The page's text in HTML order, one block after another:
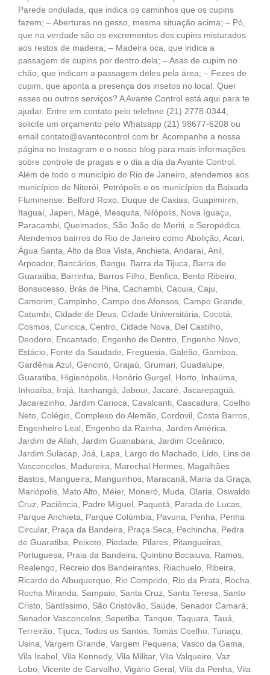
Parede ondulada, que indica os caminhos que os cupins
fazem; – Aberturas no gesso, mesma situação acima; – Pó,
que na verdade são os excrementos dos cupins misturados
aos restos de madeira; – Madeira oca, que indica a
passagem de cupins por dentro dela; – Asas de cupim no
chão, que indicam a passagem deles pela área; – Fezes de
cupim, que aponta a presença dos insetos no local. Quer
esses ou outros serviços? A Avante Control está aqui para te
ajudar. Entre em contato pelo telefone (21) 2778-0344,
solicite um orçamento pelo Whatsapp (21) 98677-6208 ou
email contato@avantecontrol.com.br. Acompanhe a nossa
página no Instagram e o nosso blog para mais informações
sobre controle de pragas e o dia a dia da Avante Control.
Além de todo o município do Rio de Janeiro, atendemos aos
municípios de Niterói, Petrópolis e os municípios da Baixada
Fluminense: Belford Roxo, Duque de Caxias, Guapimirim,
Itaguaí, Japeri, Magé, Mesquita, Nilópolis, Nova Iguaçu,
Paracambi, Queimados, São João de Meriti, e Seropédica.
Atendemos bairros do Rio de Janeiro como Abolição, Acari,
Água Santa, Alto da Boa Vista, Anchieta, Andaraí, Anil,
Arpoador, Bancários, Bangu, Barra da Tijuca, Barra de
Guaratiba, Barrinha, Barros Filho, Benfica, Bento Ribeiro,
Bonsucesso, Brás de Pina, Cachambi, Cacuia, Caju,
Camorim, Campinho, Campo dos Afonsos, Campo Grande,
Catumbi, Cidade de Deus, Cidade Universitária, Cocotá,
Cosmos, Curicica, Centro, Cidade Nova, Del Castilho,
Deodoro, Encantado, Engenho de Dentro, Engenho Novo,
Estácio, Fonte da Saudade, Freguesia, Galeão, Gamboa,
Gardênia Azul, Gericinó, Grajaú, Grumari, Guadalupe,
Guaratiba, Higienópolis, Honório Gurgel, Horto, Inhaúma,
Inhoaíba, Irajá, Itanhangá, Jabour, Jacaré, Jacarepaguá,
Jacarezinho, Jardim Carioca, Cavalcanti, Cascadura, Coelho
Neto, Colégio, Complexo do Alemão, Cordovil, Costa Barros,
Engenheiro Leal, Engenho da Rainha, Jardim América,
Jardim de Allah, Jardim Guanabara, Jardim Oceânico,
Jardim Sulacap, Joá, Lapa, Largo do Machado, Lido, Lins de
Vasconcelos, Madureira, Marechal Hermes, Magalhães
Bastos, Mangueira, Manguinhos, Maracanã, Maria da Graça,
Mariópolis, Mato Alto, Méier, Moneró, Muda, Olaria, Oswaldo
Cruz, Paciência, Padre Miguel, Paquetá, Parada de Lucas,
Parque Anchieta, Parque Colúmbia, Pavuna, Penha, Penha
Circular, Praça da Bandeira, Praça Seca, Pechincha, Pedra
de Guaratiba, Peixoto, Piedade, Pilares, Pitangueiras,
Portuguesa, Praia da Bandeira, Quintino Bocaiuva, Ramos,
Realengo, Recreio dos Bandeirantes, Riachuelo, Ribeira,
Ricardo de Albuquerque, Rio Comprido, Rio da Prata, Rocha,
Rocha Miranda, Sampaio, Santa Cruz, Santa Teresa, Santo
Cristo, Santíssimo, São Cristóvão, Saúde, Senador Camará,
Senador Vasconcelos, Sepetiba, Tanque, Taquara, Tauá,
Terreirão, Tijuca, Todos os Santos, Tomás Coelho, Turiaçu,
Usina, Vargem Grande, Vargem Pequena, Vasco da Gama,
Vila Isabel, Vila Kennedy, Vila Militar, Vila Valqueire, Vaz
Lobo, Vicente de Carvalho, Vigário Geral, Vila da Penha, Vila